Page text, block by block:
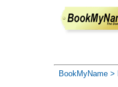
BookMyName >